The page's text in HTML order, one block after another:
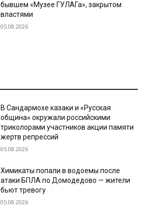
бывшем «Музее ГУЛАГа», закрытом
властями
05.08.2026
В Сандармохе казаки и «Русская
община» окружали российскими
триколорами участников акции памяти
жертв репрессий
05.08.2026
Химикаты попали в водоемы после
атаки БПЛА по Домодедово — жители
бьют тревогу
05.08.2026